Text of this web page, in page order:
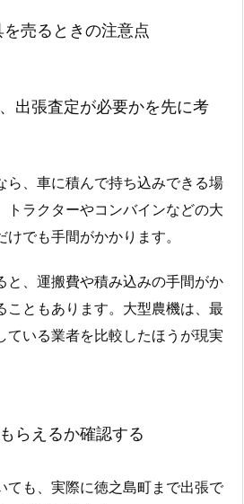
売るときの注意点
出張査定が必要かを先に考
ら、車に積んで持ち込みできる場
トラクターやコンバインなどの大
でも手間がかかります。
と、運搬費や積み込みの手間がか
こともあります。大型農機は、最
ている業者を比較したほうが現実
らえるか確認する
ても、実際に徳之島町まで出張で